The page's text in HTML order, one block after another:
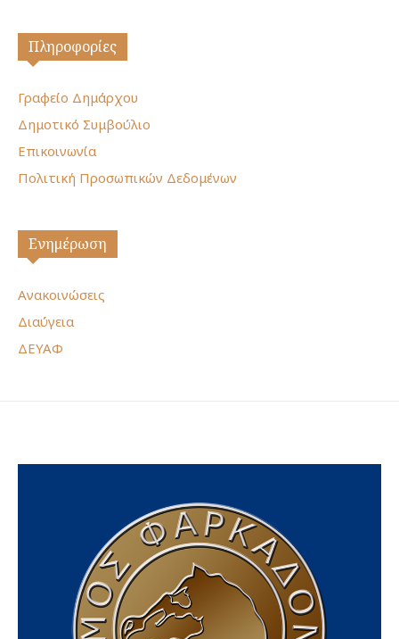
Πληροφορίες
Γραφείο Δημάρχου
Δημοτικό Συμβούλιο
Επικοινωνία
Πολιτική Προσωπικών Δεδομένων
Ενημέρωση
Ανακοινώσεις
Διαύγεια
ΔΕΥΑΦ